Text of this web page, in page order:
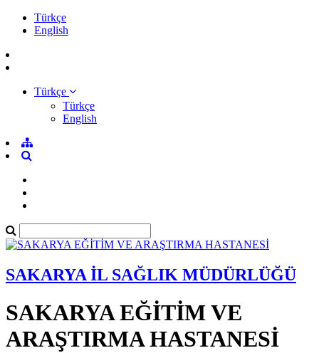
Türkçe
English
Türkçe
Türkçe
English
SAKARYA İL SAĞLIK MÜDÜRLÜĞÜ
SAKARYA EĞİTİM VE
ARAŞTIRMA HASTANESİ